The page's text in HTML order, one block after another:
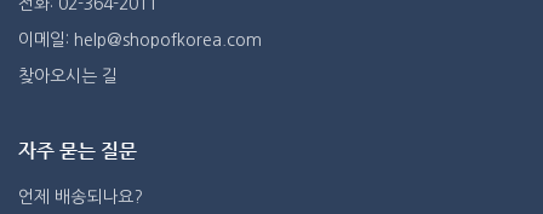
전화: 02-364-2011
이메일: help@shopofkorea.com
찾아오시는 길
자주 묻는 질문
언제 배송되나요?